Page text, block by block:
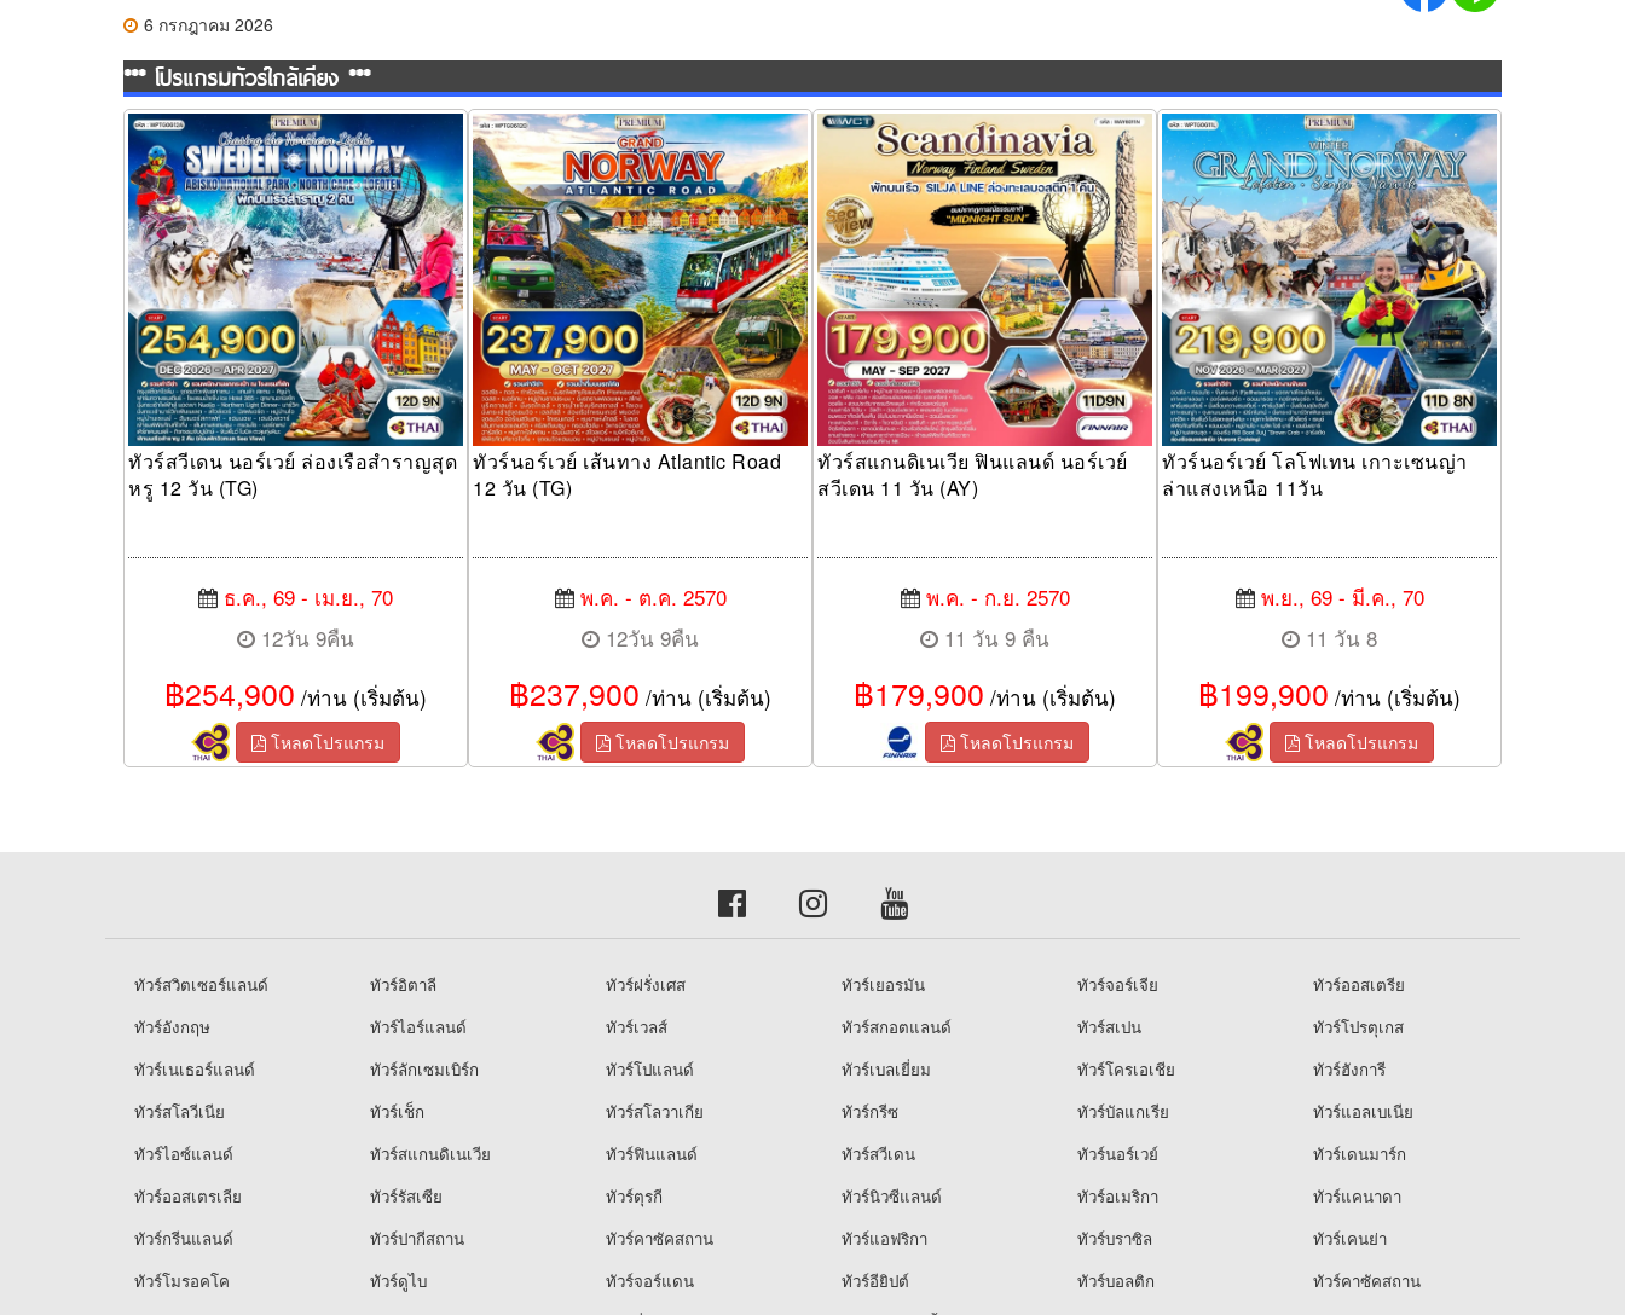
6 กรกฎาคม 2026
*** โปรแกรมทัวร์ใกล้เคียง ***
ทัวร์สวีเดน นอร์เวย์ ล่องเรือสำราญสุดหรู 12
วัน (TG)
ทัวร์สวีเดน นอร์เวย์ ล่องเรือสำราญสุด
หรู 12 วัน (TG)
ธ.ค., 69 - เม.ย., 70
12วัน 9คืน
฿254,900 /ท่าน (เริ่มต้น)
โหลดโปรแกรม
ทัวร์นอร์เวย์ เส้นทาง Atlantic Road 12 วัน
(TG)
ทัวร์นอร์เวย์ เส้นทาง Atlantic Road
12 วัน (TG)
พ.ค. - ต.ค. 2570
12วัน 9คืน
฿237,900 /ท่าน (เริ่มต้น)
โหลดโปรแกรม
ทัวร์สแกนดิเนเวีย ฟินแลนด์ นอร์เวย์ สวีเดน
11 วัน (AY)
ทัวร์สแกนดิเนเวีย ฟินแลนด์ นอร์เวย์
สวีเดน 11 วัน (AY)
พ.ค. - ก.ย. 2570
11 วัน 9 คืน
฿179,900 /ท่าน (เริ่มต้น)
โหลดโปรแกรม
ทัวร์นอร์เวย์ โลโฟเทน เกาะเซนญ่า ล่าแสง
เหนือ 11วัน
ทัวร์นอร์เวย์ โลโฟเทน เกาะเซนญ่า
ล่าแสงเหนือ 11วัน
พ.ย., 69 - มี.ค., 70
11 วัน 8
฿199,900 /ท่าน (เริ่มต้น)
โหลดโปรแกรม
ทัวร์สวิตเซอร์แลนด์ ทัวร์อิตาลี ทัวร์ฝรั่งเศส ทัวร์เยอรมัน ทัวร์จอร์เจีย
ทัวร์ออสเตรีย
ทัวร์อังกฤษ
ทัวร์ไอร์แลนด์ ทัวร์เวลส์ ทัวร์สกอตแลนด์ ทัวร์สเปน
ทัวร์โปรตุเกส
ทัวร์เนเธอร์แลนด์
ทัวร์ลักเซมเบิร์ก ทัวร์โปแลนด์ ทัวร์เบลเยี่ยม ทัวร์โครเอเชีย
ทัวร์ฮังการี
ทัวร์สโลวีเนีย
ทัวร์เช็ก ทัวร์สโลวาเกีย ทัวร์กรีซ ทัวร์บัลแกเรีย
ทัวร์แอลเบเนีย
ทัวร์ไอซ์แลนด์
ทัวร์สแกนดิเนเวีย ทัวร์ฟินแลนด์ ทัวร์สวีเดน ทัวร์นอร์เวย์
ทัวร์เดนมาร์ก
ทัวร์ออสเตรเลีย
ทัวร์รัสเซีย ทัวร์ตุรกี ทัวร์นิวซีแลนด์ ทัวร์อเมริกา
ทัวร์แคนาดา
ทัวร์กรีนแลนด์
ทัวร์ปากีสถาน ทัวร์คาซัคสถาน ทัวร์แอฟริกา ทัวร์บราซิล
ทัวร์เคนย่า
ทัวร์โมรอคโค
ทัวร์ดูไบ ทัวร์จอร์แดน ทัวร์อียิปต์ ทัวร์บอลติก
ทัวร์คาซัคสถาน